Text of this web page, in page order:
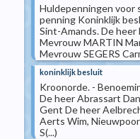
Huldepenningen voor
penning Koninklijk
Sint-Amands. De heer
Mevrouw MARTIN
Mevrouw SEGERS
koninklijk besluit
Kroonorde. -
De heer Abrassart
Gent De heer
Aerts Wim,
S(...)